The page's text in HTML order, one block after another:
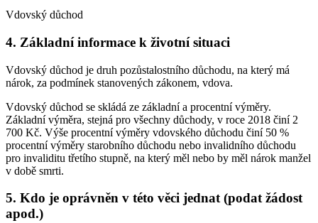
Vdovský důchod
4. Základní informace k životní situaci
Vdovský důchod je druh pozůstalostního důchodu, na který má
nárok, za podmínek stanovených zákonem, vdova.
Vdovský důchod se skládá ze základní a procentní výměry.
Základní výměra, stejná pro všechny důchody, v roce 2018 činí 2
700 Kč. Výše procentní výměry vdovského důchodu činí 50 %
procentní výměry starobního důchodu nebo invalidního důchodu
pro invaliditu třetího stupně, na který měl nebo by měl nárok manžel
v době smrti.
5. Kdo je oprávněn v této věci jednat (podat žádost
apod.)